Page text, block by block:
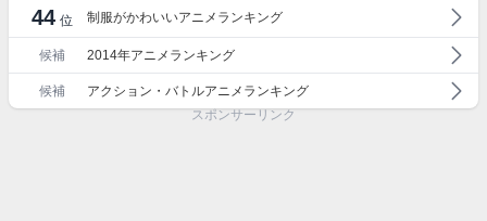
44 位 制服がかわいいアニメランキング
候補 2014年アニメランキング
候補
アクション・バトルアニメランキング
スポンサーリンク